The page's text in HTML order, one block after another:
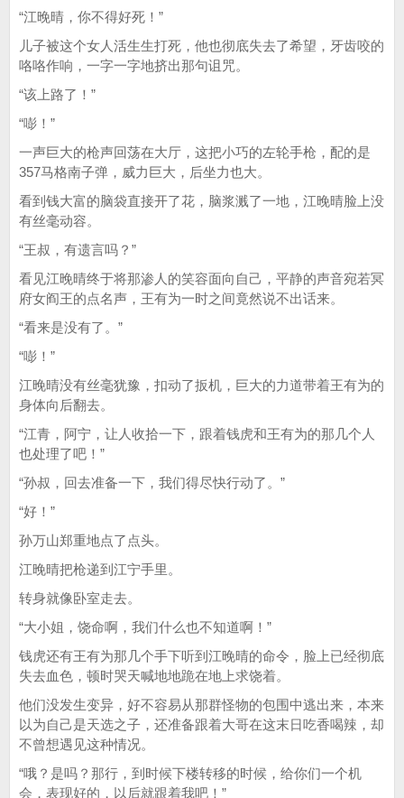
“江晚晴，你不得好死！”
儿子被这个女人活生生打死，他也彻底失去了希望，牙齿咬的
咯咯作响，一字一字地挤出那句诅咒。
“该上路了！”
“嘭！”
一声巨大的枪声回荡在大厅，这把小巧的左轮手枪，配的是
357马格南子弹，威力巨大，后坐力也大。
看到钱大富的脑袋直接开了花，脑浆溅了一地，江晚晴脸上没
有丝毫动容。
“王叔，有遗言吗？”
看见江晚晴终于将那渗人的笑容面向自己，平静的声音宛若冥
府女阎王的点名声，王有为一时之间竟然说不出话来。
“看来是没有了。”
“嘭！”
江晚晴没有丝毫犹豫，扣动了扳机，巨大的力道带着王有为的
身体向后翻去。
“江青，阿宁，让人收拾一下，跟着钱虎和王有为的那几个人
也处理了吧！”
“孙叔，回去准备一下，我们得尽快行动了。”
“好！”
孙万山郑重地点了点头。
江晚晴把枪递到江宁手里。
转身就像卧室走去。
“大小姐，饶命啊，我们什么也不知道啊！”
钱虎还有王有为那几个手下听到江晚晴的命令，脸上已经彻底
失去血色，顿时哭天喊地地跪在地上求饶着。
他们没发生变异，好不容易从那群怪物的包围中逃出来，本来
以为自己是天选之子，还准备跟着大哥在这末日吃香喝辣，却
不曾想遇见这种情况。
“哦？是吗？那行，到时候下楼转移的时候，给你们一个机
会，表现好的，以后就跟着我吧！”